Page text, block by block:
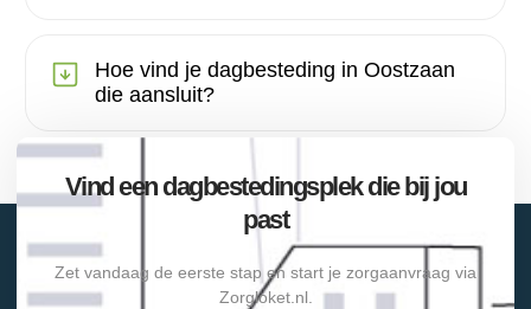
Hoe vind je dagbesteding in Oostzaan
die aansluit?
Vind een dagbestedingsplek die bij jou
past
Zet vandaag de eerste stap en start je zorgaanvraag via
Zorgloket.nl.